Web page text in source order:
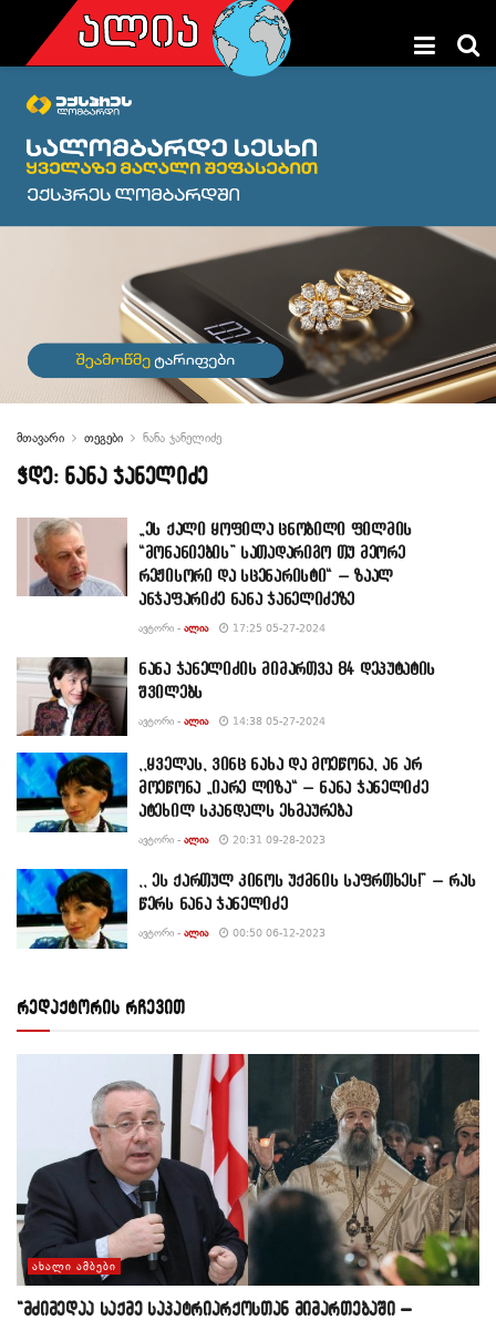
მთავარი თეგები ნანა ჯანელიძე
ჭდე: ნანა ჯანელიძე
„ეს ქალი ყოფილა ცნობილი ფილმის
“მონანიების” სათადარიგო თუ მეორე
რეჟისორი და სცენარისტი“ – ზაალ
ანჯაფარიძე ნანა ჯანელიძეზე
ᲐᲕᲢᲝᲠᲘ - ᲐᲚᲘᲐ 17:25 05-27-2024
ნანა ჯანელიძის მიმართვა 84 დეპუტატის
შვილებს
ᲐᲕᲢᲝᲠᲘ - ᲐᲚᲘᲐ 14:38 05-27-2024
,,ყველას, ვინც ნახა და მოეწონა, ან არ
მოეწონა „იარე ლიზა“ – ნანა ჯანელიძე
ატეხილ სკანდალს ეხმაურება
ᲐᲕᲢᲝᲠᲘ - ᲐᲚᲘᲐ 20:31 09-28-2023
,, ეს ქართულ კინოს უქმნის საფრთხეს!” – რას
წერს ნანა ჯანელიძე
ᲐᲕᲢᲝᲠᲘ - ᲐᲚᲘᲐ 00:50 06-12-2023
რედაქტორის რჩევით
ᲐᲮᲐᲚᲘ ᲐᲛᲑᲔᲑᲘ
“მძიმედაა საქმე საპატრიარქოსთან მიმართებაში –